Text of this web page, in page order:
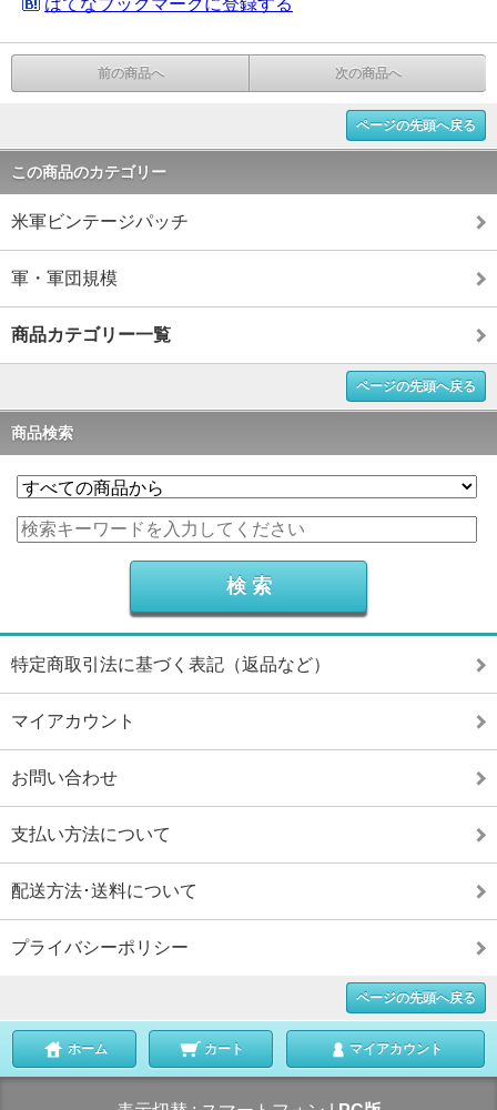
はてなブックマークに登録する
前の商品へ 次の商品へ
ページの先頭へ戻る
この商品のカテゴリー
米軍ビンテージパッチ
軍・軍団規模
商品カテゴリー一覧
ページの先頭へ戻る
商品検索
特定商取引法に基づく表記（返品など）
マイアカウント
お問い合わせ
支払い方法について
配送方法･送料について
プライバシーポリシー
ページの先頭へ戻る
ホーム カート マイアカウント